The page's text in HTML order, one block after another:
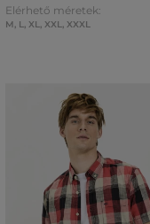
Elérhető méretek:
M, L, XL, XXL, XXXL